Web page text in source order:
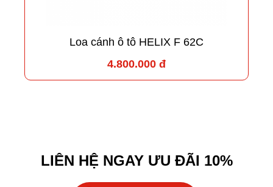
Loa cánh ô tô HELIX F 62C
4.800.000 đ
LIÊN HỆ NGAY ƯU ĐÃI 10%